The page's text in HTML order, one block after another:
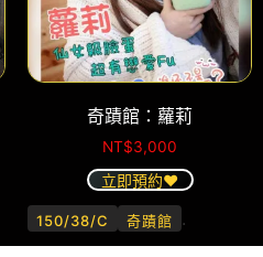
奇蹟館：蘿莉
NT$3,000
立即預約❤️
150/38/C 奇蹟館 .